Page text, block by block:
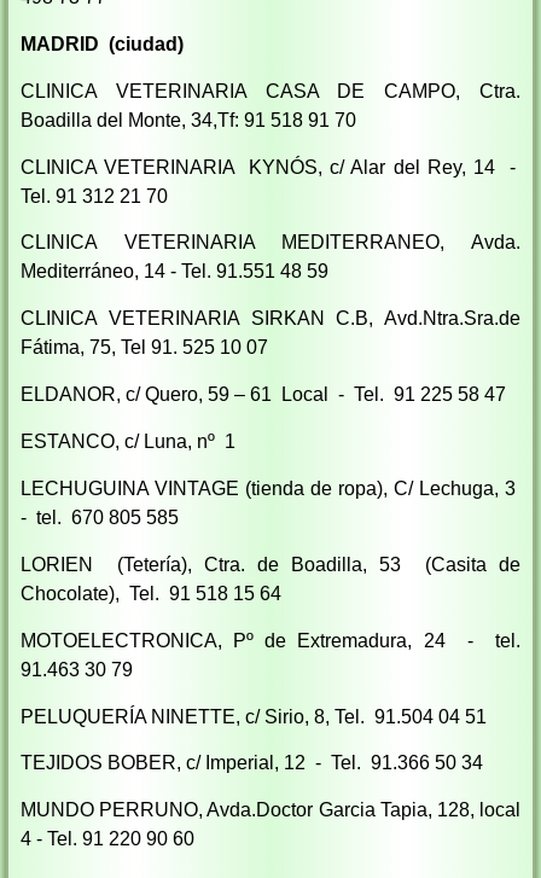
MADRID (ciudad)
CLINICA VETERINARIA CASA DE CAMPO, Ctra.
Boadilla del Monte, 34,Tf: 91 518 91 70
CLINICA VETERINARIA KYNÓS, c/ Alar del Rey, 14 -
Tel. 91 312 21 70
CLINICA VETERINARIA MEDITERRANEO, Avda.
Mediterráneo, 14 - Tel. 91.551 48 59
CLINICA VETERINARIA SIRKAN C.B, Avd.Ntra.Sra.de
Fátima, 75, Tel 91. 525 10 07
ELDANOR, c/ Quero, 59 – 61 Local - Tel. 91 225 58 47
ESTANCO, c/ Luna, nº 1
LECHUGUINA VINTAGE (tienda de ropa), C/ Lechuga, 3
- tel. 670 805 585
LORIEN (Tetería), Ctra. de Boadilla, 53 (Casita de
Chocolate), Tel. 91 518 15 64
MOTOELECTRONICA, Pº de Extremadura, 24 - tel.
91.463 30 79
PELUQUERÍA NINETTE, c/ Sirio, 8, Tel. 91.504 04 51
TEJIDOS BOBER, c/ Imperial, 12 - Tel. 91.366 50 34
MUNDO PERRUNO, Avda.Doctor Garcia Tapia, 128, local
4 - Tel. 91 220 90 60